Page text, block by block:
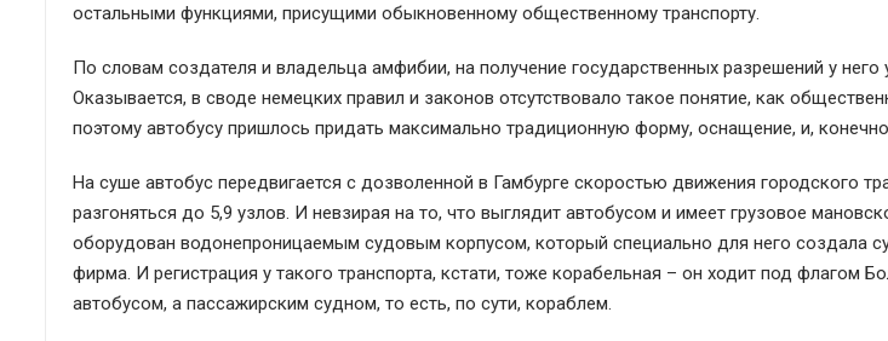
остальными функциями, присущими обыкновенному общественному транспорту.
По словам создателя и владельца амфибии, на получение государственных разрешений у него
Оказывается, в своде немецких правил и законов отсутствовало такое понятие, как
поэтому автобусу пришлось придать максимально традиционную форму, оснащение, и,
На суше автобус передвигается с дозволенной в Гамбурге скоростью движения городского
разгоняться до 5,9 узлов. И невзирая на то, что выглядит автобусом и имеет грузовое
оборудован водонепроницаемым судовым корпусом, который специально для него создала
фирма. И регистрация у такого транспорта, кстати, тоже корабельная – он ходит под флагом
автобусом, а пассажирским судном, то есть, по сути, кораблем.